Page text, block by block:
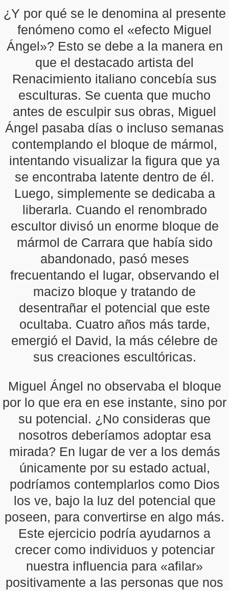
¿Y por qué se le denomina al presente
fenómeno como el «efecto Miguel
Ángel»? Esto se debe a la manera en
que el destacado artista del
Renacimiento italiano concebía sus
esculturas. Se cuenta que mucho
antes de esculpir sus obras, Miguel
Ángel pasaba días o incluso semanas
contemplando el bloque de mármol,
intentando visualizar la figura que ya
se encontraba latente dentro de él.
Luego, simplemente se dedicaba a
liberarla. Cuando el renombrado
escultor divisó un enorme bloque de
mármol de Carrara que había sido
abandonado, pasó meses
frecuentando el lugar, observando el
macizo bloque y tratando de
desentrañar el potencial que este
ocultaba. Cuatro años más tarde,
emergió el David, la más célebre de
sus creaciones escultóricas.
Miguel Ángel no observaba el bloque
por lo que era en ese instante, sino por
su potencial. ¿No consideras que
nosotros deberíamos adoptar esa
mirada? En lugar de ver a los demás
únicamente por su estado actual,
podríamos contemplarlos como Dios
los ve, bajo la luz del potencial que
poseen, para convertirse en algo más.
Este ejercicio podría ayudarnos a
crecer como individuos y potenciar
nuestra influencia para «afilar»
positivamente a las personas que nos